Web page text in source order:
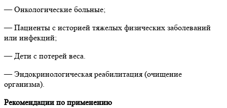
— Онкологические больные;
— Пациенты с историей тяжелых физических заболеваний
или инфекций;
— Дети с потерей веса.
— Эндокринологическая реабилитация (очищение
организма).
Рекомендации по применению